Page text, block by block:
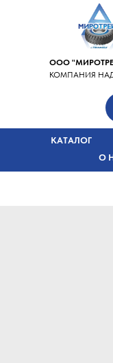
КАТАЛОГ
О
ООО
КОМПАНИЯ